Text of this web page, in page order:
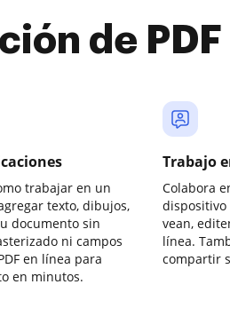
de
trabajar en un
texto, dibujos,
documento sin
ni campos
en línea para
en minutos.
Trabajo
Colabora
dispositivo
vean,
línea.
compartir